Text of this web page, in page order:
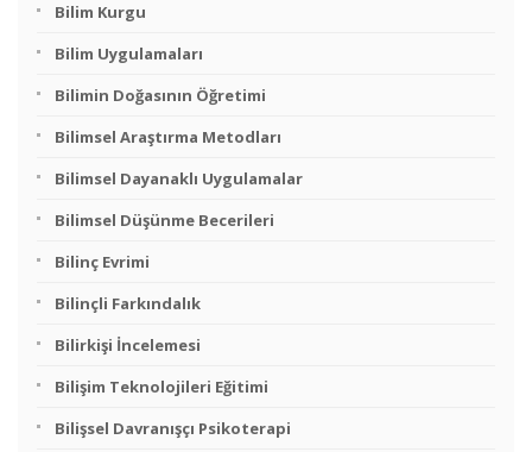
Bilim Kurgu
Bilim Uygulamaları
Bilimin Doğasının Öğretimi
Bilimsel Araştırma Metodları
Bilimsel Dayanaklı Uygulamalar
Bilimsel Düşünme Becerileri
Bilinç Evrimi
Bilinçli Farkındalık
Bilirkişi İncelemesi
Bilişim Teknolojileri Eğitimi
Bilişsel Davranışçı Psikoterapi